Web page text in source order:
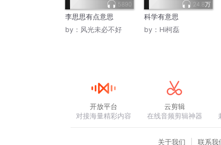
5890
李思思有点意思
by： 风光未必不好
24.8万
科学有意思
by： Hi柯磊
开放平台
对接海量精彩内容
云剪辑
在线音频剪辑神器
关于我们 联系我